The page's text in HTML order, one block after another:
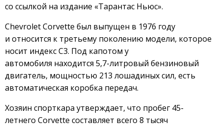
со ссылкой на издание «Тарантас Ньюс».
Chevrolet Corvette был выпущен в 1976 году
и относится к третьему поколению модели, которое
носит индекс C3. Под капотом у
автомобиля находится 5,7-литровый бензиновый
двигатель, мощностью 213 лошадиных сил, есть
автоматическая коробка передач.
Хозяин спорткара утверждает, что пробег 45-
летнего Corvette составляет всего 8 тысяч